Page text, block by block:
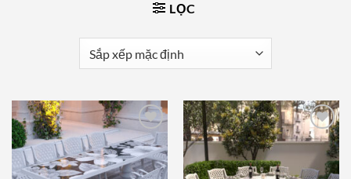
LỌC
Add to
wishlist
Add to
wishlist